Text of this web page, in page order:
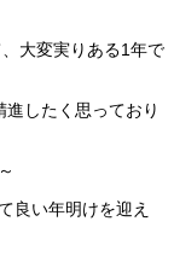
大変実りある1年で
したく思っており
良い年明けを迎え